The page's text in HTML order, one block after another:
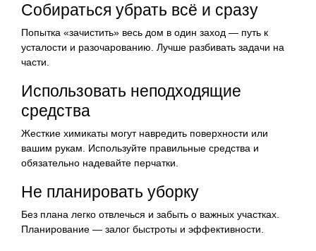
Собираться убрать всё и сразу
Попытка «зачистить» весь дом в один заход — путь к
усталости и разочарованию. Лучше разбивать задачи на
части.
Использовать неподходящие
средства
Жесткие химикаты могут навредить поверхности или
вашим рукам. Используйте правильные средства и
обязательно надевайте перчатки.
Не планировать уборку
Без плана легко отвлечься и забыть о важных участках.
Планирование — залог быстроты и эффективности.